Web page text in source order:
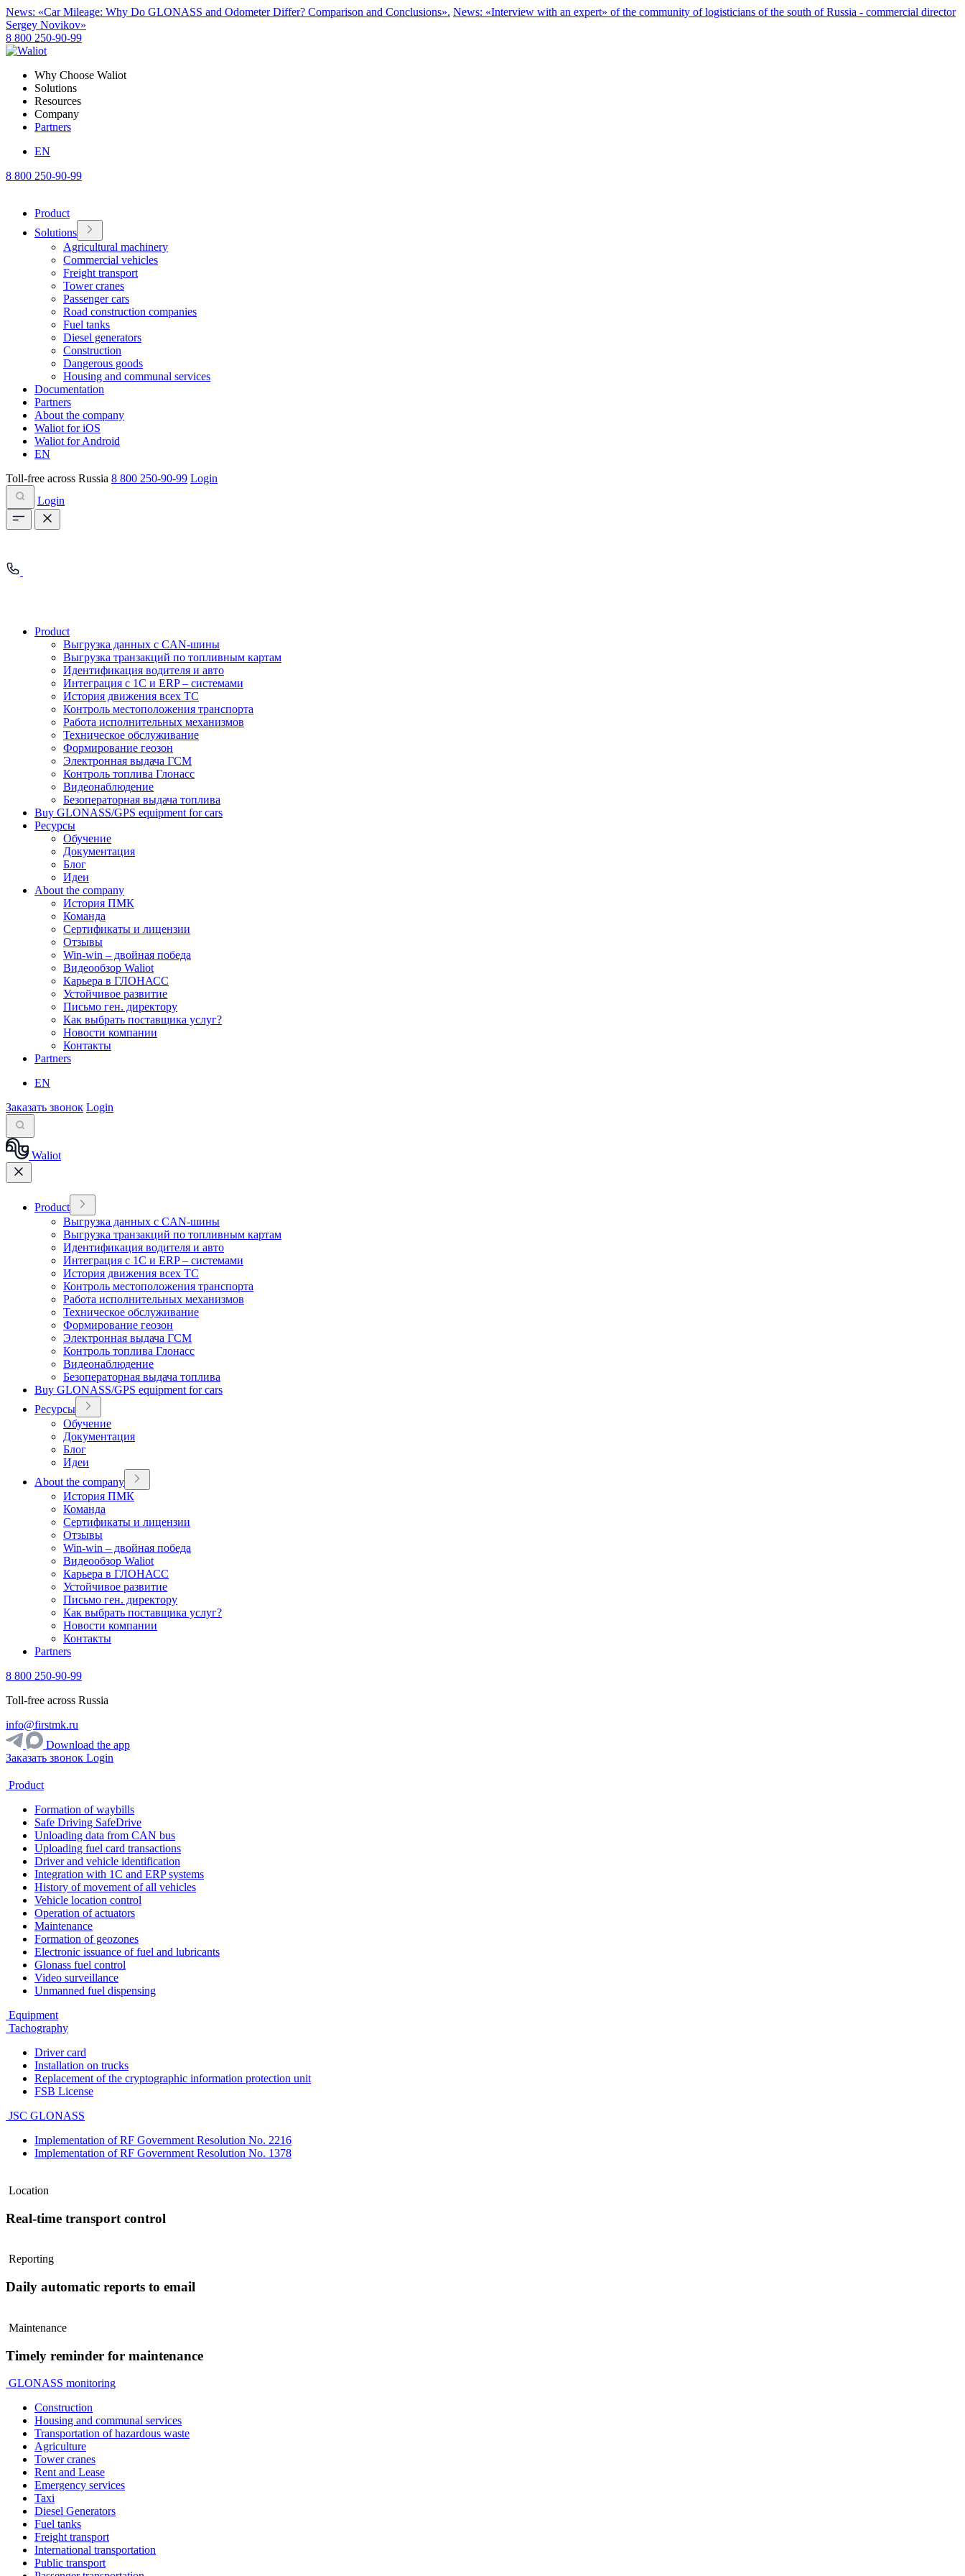
News: «Car Mileage: Why Do GLONASS and Odometer Differ? Comparison and Conclusions». News: «Interview with an expert» of the community of logisticians of the south of Russia - commercial director
Sergey Novikov»
8 800 250-90-99
Why Choose Waliot
Solutions
Resources
Company
Partners
EN
8 800 250-90-99
Product
Solutions
Agricultural machinery
Commercial vehicles
Freight transport
Tower cranes
Passenger cars
Road construction companies
Fuel tanks
Diesel generators
Construction
Dangerous goods
Housing and communal services
Documentation
Partners
About the company
Waliot for iOS
Waliot for Android
EN
Toll-free across Russia 8 800 250-90-99 Login
Login
Product
Выгрузка данных с CAN-шины
Выгрузка транзакций по топливным картам
Идентификация водителя и авто
Интеграция с 1С и ERP – системами
История движения всех ТС
Контроль местоположения транспорта
Работа исполнительных механизмов
Техническое обслуживание
Формирование геозон
Электронная выдача ГСМ
Контроль топлива Глонасс
Видеонаблюдение
Безоператорная выдача топлива
Buy GLONASS/GPS equipment for cars
Ресурсы
Обучение
Документация
Блог
Идеи
About the company
История ПМК
Команда
Сертификаты и лицензии
Отзывы
Win-win – двойная победа
Видеообзор Waliot
Карьера в ГЛОНАСС
Устойчивое развитие
Письмо ген. директору
Как выбрать поставщика услуг?
Новости компании
Контакты
Partners
EN
Заказать звонок Login
Waliot
Product
Выгрузка данных с CAN-шины
Выгрузка транзакций по топливным картам
Идентификация водителя и авто
Интеграция с 1С и ERP – системами
История движения всех ТС
Контроль местоположения транспорта
Работа исполнительных механизмов
Техническое обслуживание
Формирование геозон
Электронная выдача ГСМ
Контроль топлива Глонасс
Видеонаблюдение
Безоператорная выдача топлива
Buy GLONASS/GPS equipment for cars
Ресурсы
Обучение
Документация
Блог
Идеи
About the company
История ПМК
Команда
Сертификаты и лицензии
Отзывы
Win-win – двойная победа
Видеообзор Waliot
Карьера в ГЛОНАСС
Устойчивое развитие
Письмо ген. директору
Как выбрать поставщика услуг?
Новости компании
Контакты
Partners
8 800 250-90-99
Toll-free across Russia
info@firstmk.ru
Download the app
Заказать звонок Login
Product
Formation of waybills
Safe Driving SafeDrive
Unloading data from CAN bus
Uploading fuel card transactions
Driver and vehicle identification
Integration with 1C and ERP systems
History of movement of all vehicles
Vehicle location control
Operation of actuators
Maintenance
Formation of geozones
Electronic issuance of fuel and lubricants
Glonass fuel control
Video surveillance
Unmanned fuel dispensing
Equipment
Tachography
Driver card
Installation on trucks
Replacement of the cryptographic information protection unit
FSB License
JSC GLONASS
Implementation of RF Government Resolution No. 2216
Implementation of RF Government Resolution No. 1378
Location
Real-time transport control
Reporting
Daily automatic reports to email
Maintenance
Timely reminder for maintenance
GLONASS monitoring
Construction
Housing and communal services
Transportation of hazardous waste
Agriculture
Tower cranes
Rent and Lease
Emergency services
Taxi
Diesel Generators
Fuel tanks
Freight transport
International transportation
Public transport